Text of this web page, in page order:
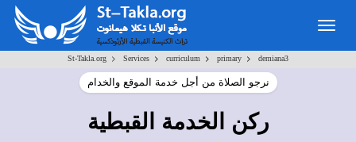
St-Takla.org > Services > curriculum > primary > demiana3
نرجو الصلاة من أجل خدمة الموقع والخدام
ركن الخدمة القبطية